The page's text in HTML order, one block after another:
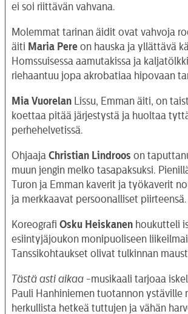
ei soi riittävän vahvana.
Molemmat tarinan äidit ovat vahvoja
äiti Maria Pere on hauska ja yllättävä
Homssuisessa aamutakissa ja
riehaantuu jopa akrobatiaa hipovaan
Mia Vuorelan Lissu, Emman äiti, on
koettaa pitää järjestystä ja huoltaa
perhehelvetissä.
Ohjaaja Christian Lindroos on
muun jengin melko tasapaksuksi.
Turon ja Emman kaverit ja työkaverit
ja merkkaavat persoonalliset piirteensä.
Koreografi Osku Heiskanen houkutteli
esiintyjäjoukon monipuoliseen
Tanssikohtaukset olivat tulkinnan
Tästä asti aikaa -musikaali tarjoaa
Pauli Hanhiniemen tuotannon ystäville
herkullista hetkeä tuttujen ja vähän